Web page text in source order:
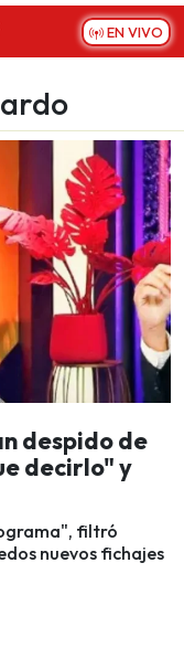
EN VIVO
despido de
decirlo" y
filtró
nuevos fichajes